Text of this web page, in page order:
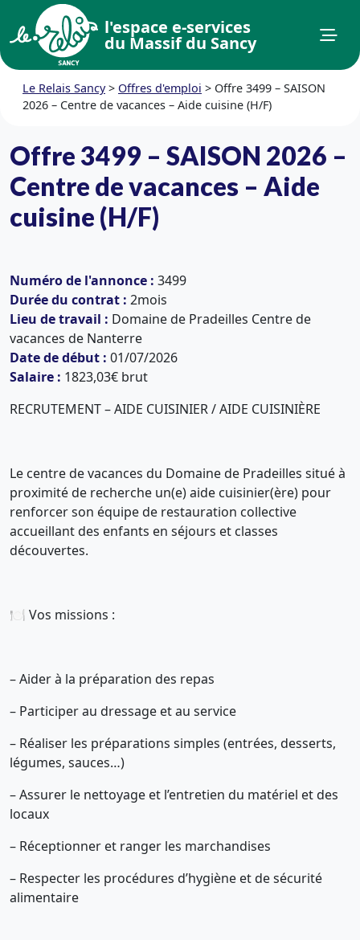
l'espace e-services
du Massif du Sancy
Le Relais Sancy> Offres d'emploi > Offre 3499 – SAISON
2026 – Centre de vacances – Aide cuisine (H/F)
Offre 3499 – SAISON 2026 –
Centre de vacances – Aide
cuisine (H/F)
Numéro de l'annonce : 3499
Durée du contrat : 2mois
Lieu de travail : Domaine de Pradeilles Centre de
vacances de Nanterre
Date de début : 01/07/2026
Salaire : 1823,03€ brut
RECRUTEMENT – AIDE CUISINIER / AIDE CUISINIÈRE
Le centre de vacances du Domaine de Pradeilles situé à
proximité de recherche un(e) aide cuisinier(ère) pour
renforcer son équipe de restauration collective
accueillant des enfants en séjours et classes
découvertes.
🍽️ Vos missions :
– Aider à la préparation des repas
– Participer au dressage et au service
– Réaliser les préparations simples (entrées, desserts,
légumes, sauces…)
– Assurer le nettoyage et l’entretien du matériel et des
locaux
– Réceptionner et ranger les marchandises
– Respecter les procédures d’hygiène et de sécurité
alimentaire